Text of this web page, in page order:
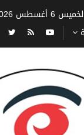
6 أغسطس 2026 م